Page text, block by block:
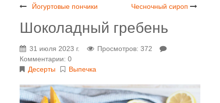
Йогуртовые пончики Чесночный сироп
Шоколадный гребень
31 июля 2023 г.
Просмотров: 372
Комментарии: 0
Десерты
Выпечка